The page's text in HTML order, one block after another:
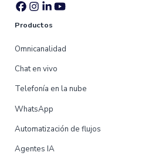
Productos
Omnicanalidad
Chat en vivo
Telefonía en la nube
WhatsApp
Automatización de flujos
Agentes IA